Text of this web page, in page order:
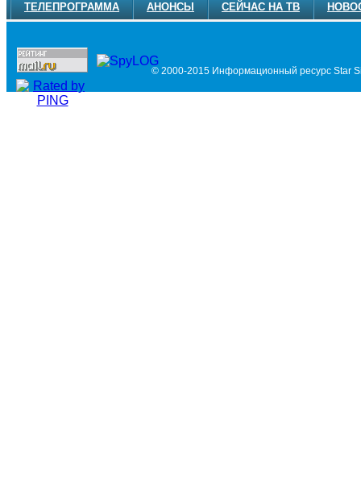
ТЕЛЕПРОГРАММА АНОНСЫ СЕЙЧАС НА ТВ
© 2000-2015 Информационный ресурс Star